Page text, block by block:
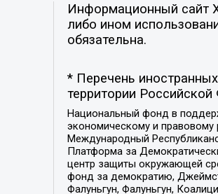
Информационный сайт
либо ином
обязательна.
* Перечень
территории
Национальный фонд в
экономическому и правовому
Международный
Платформа за
центр защиты окружающей
фонд за демократию,
Фалуньгун, Фалуньгун,